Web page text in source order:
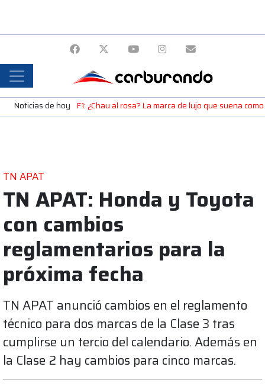
Noticias de hoy F1: ¿Chau al rosa? La marca de lujo que suena
TN APAT
TN APAT: Honda y Toyota
con cambios
reglamentarios para la
próxima fecha
TN APAT anunció cambios en el reglamento
técnico para dos marcas de la Clase 3 tras
cumplirse un tercio del calendario. Además en
la Clase 2 hay cambios para cinco marcas.